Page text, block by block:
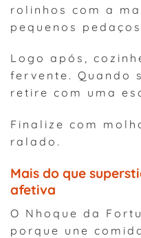
rolinhos com a
pequenos
Logo após,
fervente. Quando
retire com uma
Finalize com
ralado.
Mais do que
afetiva
O Nhoque da
porque une